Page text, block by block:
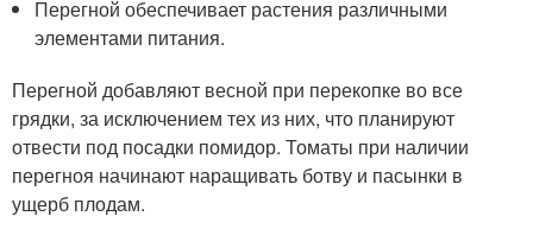
Перегной обеспечивает растения различными
элементами питания.
Перегной добавляют весной при перекопке во все
грядки, за исключением тех из них, что планируют
отвести под посадки помидор. Томаты при наличии
перегноя начинают наращивать ботву и пасынки в
ущерб плодам.